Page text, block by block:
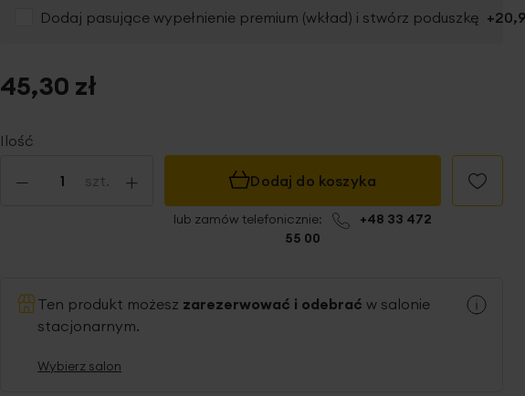
Dodaj pasujące wypełnienie premium (wkład) i stwórz poduszkę +
Ilość
- szt. +
45,30 zł
Dodaj do koszyka
lub zamów telefonicznie:
+48 33 472
55 00
Ten produkt możesz zarezerwować i odebrać w salonie
stacjonarnym.
Wybierz salon